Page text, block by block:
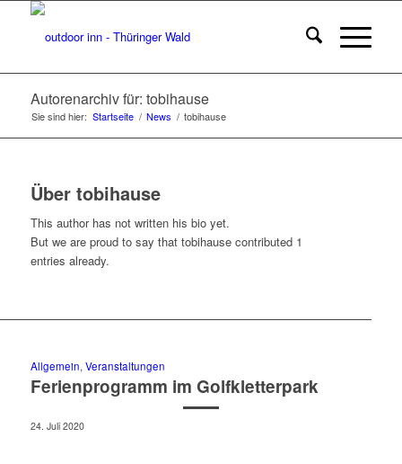
Autorenarchiv für: tobihause
Sie sind hier: Startseite / News / tobihause
Über tobihause
This author has not written his bio yet.
But we are proud to say that tobihausecontributed 1
entries already.
Allgemein, Veranstaltungen
Ferienprogramm im Golfkletterpark
24. Juli 2020